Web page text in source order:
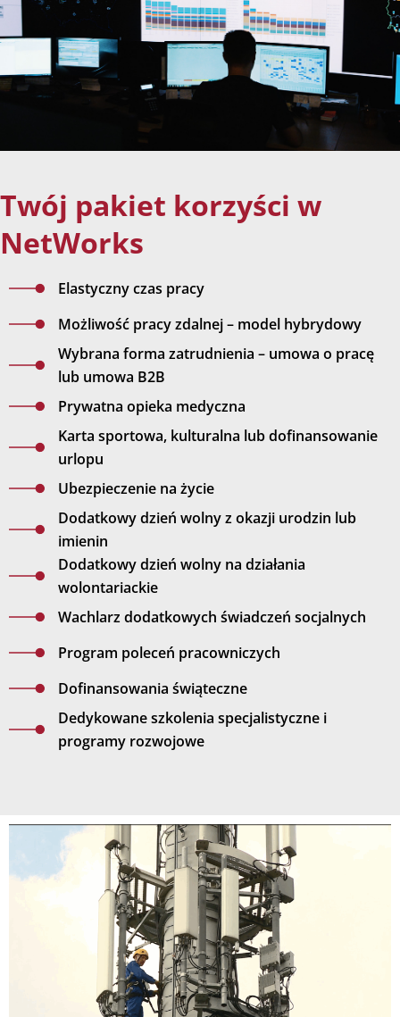
Twój pakiet korzyści w
NetWorks
Elastyczny czas pracy
Możliwość pracy zdalnej – model hybrydowy
Wybrana forma zatrudnienia – umowa o pracę
lub umowa B2B
Prywatna opieka medyczna
Karta sportowa, kulturalna lub dofinansowanie
urlopu
Ubezpieczenie na życie
Dodatkowy dzień wolny z okazji urodzin lub
imienin
Dodatkowy dzień wolny na działania
wolontariackie
Wachlarz dodatkowych świadczeń socjalnych
Program poleceń pracowniczych
Dofinansowania świąteczne
Dedykowane szkolenia specjalistyczne i
programy rozwojowe